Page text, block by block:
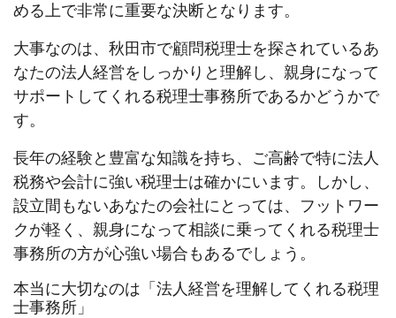
める上で非常に重要な決断となります。
大事なのは、秋田市で顧問税理士を探されているあ
なたの法人経営をしっかりと理解し、親身になって
サポートしてくれる税理士事務所であるかどうかで
す。
長年の経験と豊富な知識を持ち、ご高齢で特に法人
税務や会計に強い税理士は確かにいます。しかし、
設立間もないあなたの会社にとっては、フットワー
クが軽く、親身になって相談に乗ってくれる税理士
事務所の方が心強い場合もあるでしょう。
本当に大切なのは「法人経営を理解してくれる税理
士事務所」